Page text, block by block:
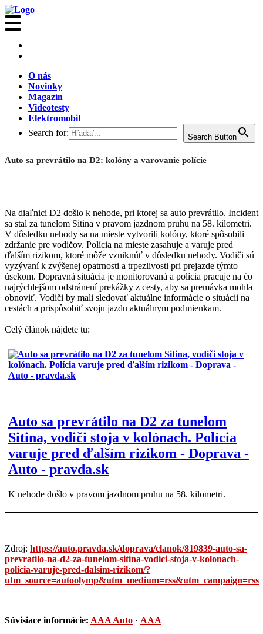
O nás
Novinky
Magazín
Videotesty
Elektromobil
Search for:
Search Button
Auto sa prevrátilo na D2: kolóny a varovanie polície
Na diaľnici D2 došlo k nehode, pri ktorej sa auto prevrátilo. Incident
sa stal za tunelom Sitina v pravom jazdnom pruhu na 58. kilometri.
V dôsledku nehody sa na mieste vytvorili kolóny, ktoré spôsobili
zdržanie pre vodičov. Polícia na mieste zasahuje a varuje pred
ďalším rizikom, ktoré môže vzniknúť v dôsledku nehody. Vodiči sú
vyzývaní k zvýšenej opatrnosti a trpezlivosti pri prejazde týmto
úsekom. Dopravná situácia je monitorovaná a polícia pracuje na čo
najrýchlejšom odstránení prekážky z cesty, aby sa premávka mohla
obnoviť. Vodiči by mali sledovať aktuálne informácie o situácii na
cestách a prispôsobiť svoju jazdu aktuálnym podmienkam.
Celý článok nájdete tu:
Auto sa prevrátilo na D2 za tunelom
Sitina, vodiči stoja v kolónach. Polícia
varuje pred ďalším rizikom - Doprava -
Auto - pravda.sk
K nehode došlo v pravom jazdnom pruhu na 58. kilometri.
Zdroj: https://auto.pravda.sk/doprava/clanok/819839-auto-sa-
prevratilo-na-d2-za-tunelom-sitina-vodici-stoja-v-kolonach-
policia-varuje-pred-dalsim-rizikom/?
utm_source=autoolymp&utm_medium=rss&utm_campaign=rss
Súvisiace informácie: AAA Auto · AAA